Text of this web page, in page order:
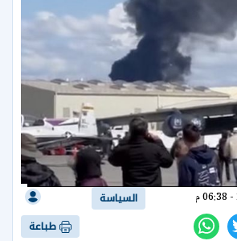
السياسة
طباعة